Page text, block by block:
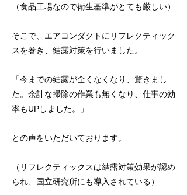
（食品工場なので衛生基準がとても厳しい）
そこで、エアコンダクトにリフレクティック
スを巻き、結露対策を行いました。
「今までの結露が全くなくなり、驚きまし
た。余計な掃除の作業も無くなり、仕事の効
率もUPしました。」
との声をいただいております。
（リフレクティックスは結露対策効果が認め
られ、国立研究所にも導入されている）